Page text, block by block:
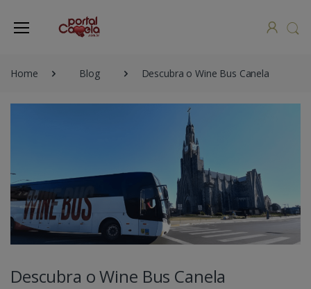
Home Blog Descubra o Wine Bus Canela
Descubra o Wine Bus Canela